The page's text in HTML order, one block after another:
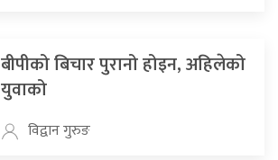
बीपीको बिचार पुरानो होइन, अहिलेको
युवाको
विद्वान गुरुङ